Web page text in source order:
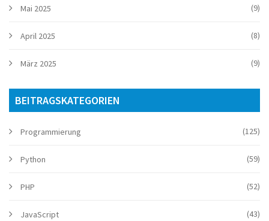
Mai 2025 (9)
April 2025 (8)
März 2025 (9)
BEITRAGSKATEGORIEN
Programmierung (125)
Python (59)
PHP (52)
JavaScript (43)